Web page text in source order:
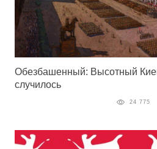
Обезбашенный: Высотный
случилось
24 775